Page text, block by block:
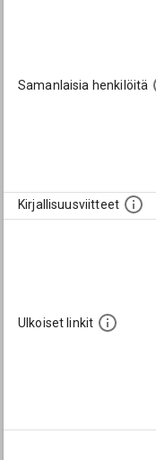
Samanlaisia henkilöitä
Kirjallisuusviitteet
Ulkoiset linkit